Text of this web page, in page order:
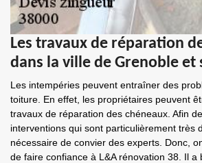
Les travaux de réparation
dans la ville de Grenoble et
Les intempéries peuvent entraîner des
toiture. En effet, les propriétaires peuvent
travaux de réparation des chéneaux. Afin
interventions qui sont particulièrement très
nécessaire de convier des experts. Donc,
de faire confiance à L&A rénovation 38. Il a